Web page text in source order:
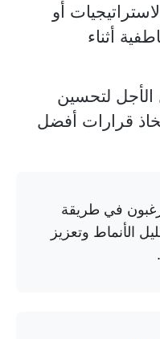
أو
أثناء
لتحسين
قرارات أفضل
في طريقة
الأنماط وتعزيز